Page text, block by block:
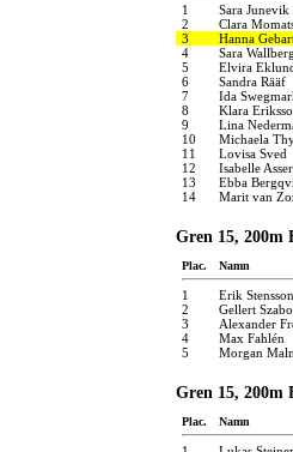
1 Sara Junevik
2
Clara
3
Hanna
4
Sara Wallberg
5
Elvira
6
Sandra Rääf
7
Ida
8
Klara
9
Lina
10
Michaela
11
Lovisa Sved
12
Isabelle
13
Ebba
14
Marit van
Gren 15, 200m
Plac. Namn
1 Erik Stensson
2
Gellert Szabo
3
Alexander
4
Max Fahlén
5
Morgan
Gren 15, 200m
Plac. Namn